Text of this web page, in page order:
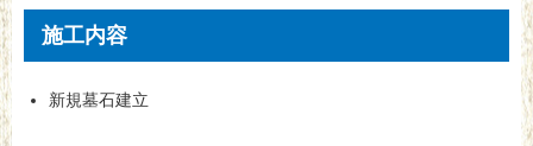
施工内容
新規墓石建立